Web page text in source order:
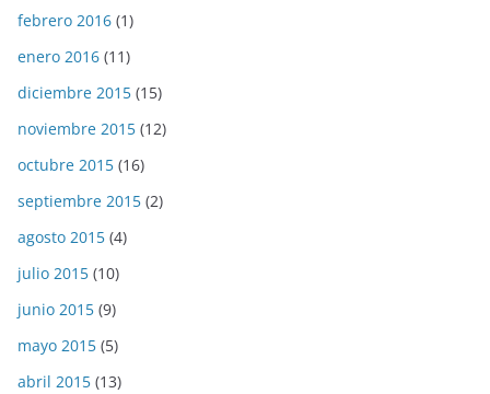
febrero 2016 (1)
enero 2016 (11)
diciembre 2015 (15)
noviembre 2015 (12)
octubre 2015 (16)
septiembre 2015 (2)
agosto 2015 (4)
julio 2015 (10)
junio 2015 (9)
mayo 2015 (5)
abril 2015 (13)